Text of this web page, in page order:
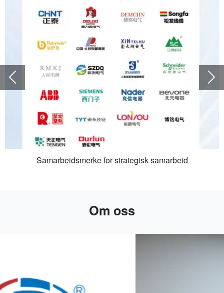
Previous
Samarbeidsmerke for strategisk samarbeid
Om oss